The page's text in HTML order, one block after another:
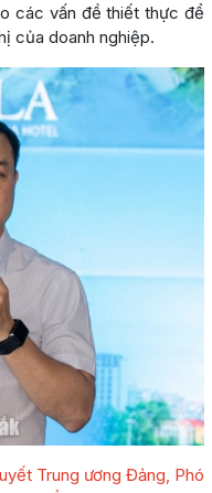
các vấn đề thiết thực để
của doanh nghiệp.
Trung ương Đảng, Phó